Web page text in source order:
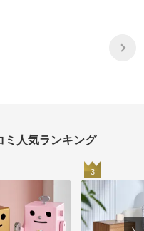
ミ人気ランキング
3